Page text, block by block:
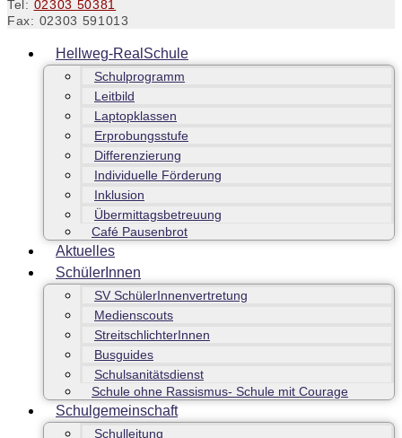
Tel: 02303 50381
Fax: 02303 591013
Hellweg-RealSchule
Schulprogramm
Leitbild
Laptopklassen
Erprobungsstufe
Differenzierung
Individuelle Förderung
Inklusion
Übermittagsbetreuung
Café Pausenbrot
Aktuelles
SchülerInnen
SV SchülerInnenvertretung
Medienscouts
StreitschlichterInnen
Busguides
Schulsanitätsdienst
Schule ohne Rassismus- Schule mit Courage
Schulgemeinschaft
Schulleitung